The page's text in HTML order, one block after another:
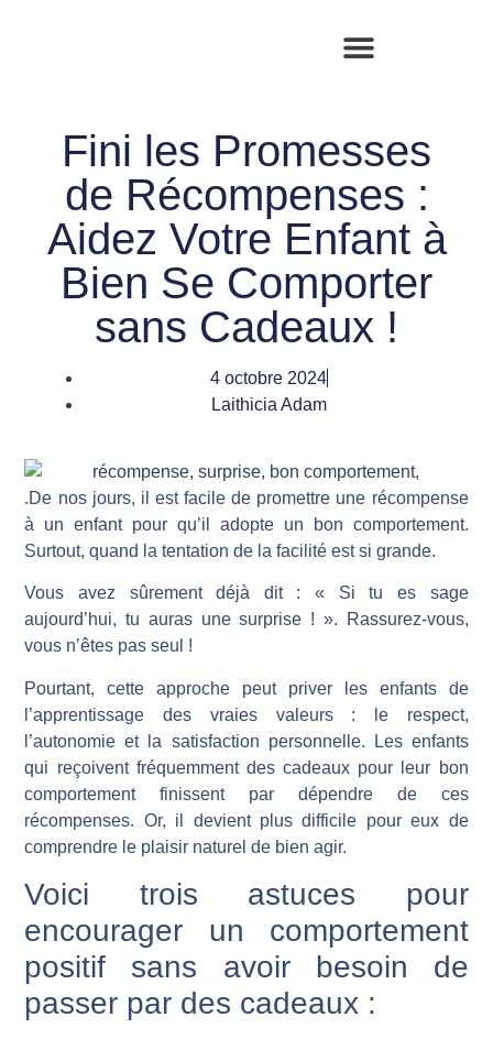
Fini les Promesses
de Récompenses :
Aidez Votre Enfant à
Bien Se Comporter
sans Cadeaux !
4 octobre 2024
Laithicia Adam
.De nos jours, il est facile de promettre une récompense
à un enfant pour qu’il adopte un bon comportement.
Surtout, quand la tentation de la facilité est si grande.
Vous avez sûrement déjà dit : « Si tu es sage
aujourd’hui, tu auras une surprise ! ». Rassurez-vous,
vous n’êtes pas seul !
Pourtant, cette approche peut priver les enfants de
l’apprentissage des vraies valeurs : le respect,
l’autonomie et la satisfaction personnelle. Les enfants
qui reçoivent fréquemment des cadeaux pour leur bon
comportement finissent par dépendre de ces
récompenses. Or, il devient plus difficile pour eux de
comprendre le plaisir naturel de bien agir.
Voici trois astuces pour
encourager un comportement
positif sans avoir besoin de
passer par des cadeaux :